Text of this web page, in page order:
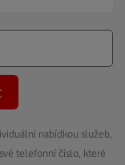
nabídkou služeb,
telefonní číslo, které